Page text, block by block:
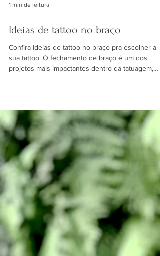
Ideias de tattoo no braço
Confira Ideias de tattoo no braço pra escolher a
sua tattoo. O fechamento de braço é um dos
exigindo planejamento, coerência visual e
tatuagens de fechamento de braço, é
entender que esse tipo de trabalho vai muito
de unir vários desenhos — trata-se de criar um
projeto único, contínuo e bem resolvido. Neste
conteúdo, você vai encontrar inspirações de
fechamentos de bra